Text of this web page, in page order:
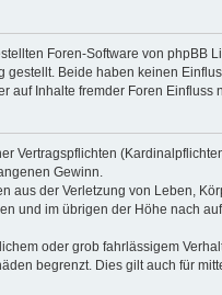
Foren-Software von phpBB
Beide haben keinen
auf Inhalte fremder Foren Einfluss
Vertragspflichten
Gewinn.
aus der Verletzung von Leben,
und im übrigen der Höhe nach
oder grob fahrlässigem
begrenzt. Dies gilt auch für